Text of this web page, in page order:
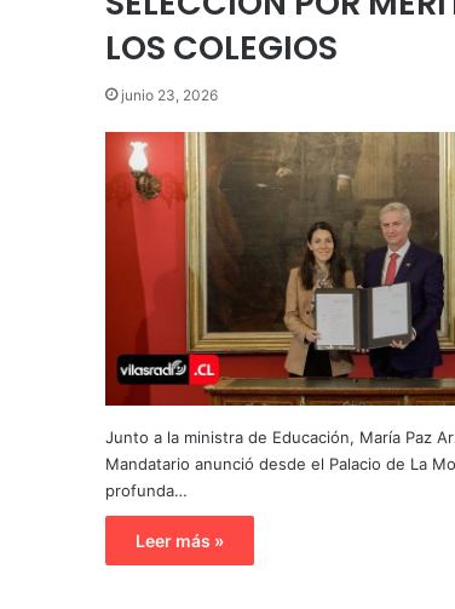
LOS COLEGIOS
junio 23, 2026
Junto a la ministra de Educación, María Paz
Mandatario anunció desde el Palacio de La
profunda…
Leer más »